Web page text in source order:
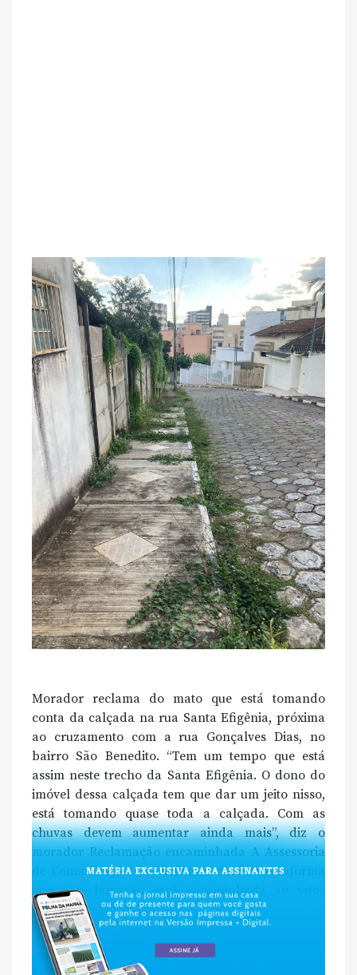
Morador reclama do mato que está tomando
conta da calçada na rua Santa Efigênia, próxima
ao cruzamento com a rua Gonçalves Dias, no
bairro São Benedito. “Tem um tempo que está
assim neste trecho da Santa Efigênia. O dono do
imóvel dessa calçada tem que dar um jeito nisso,
está tomando quase toda a calçada. Com as
chuvas devem aumentar ainda mais”, diz o
morador Reclamação encaminhada A Assessoria
de Comunicação da Prefeitura de Passos informa
que a reclamação será encaminhada ao setor
responsável.